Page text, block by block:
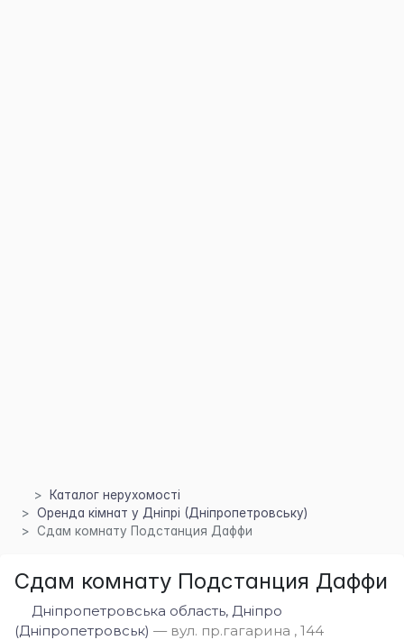
Каталог нерухомості
Оренда кімнат у Дніпрі (Дніпропетровську)
Сдам комнату Подстанция Даффи
Сдам комнату Подстанция Даффи
Дніпропетровська область, Дніпро
(Дніпропетровськ) — вул. пр.гагарина , 144